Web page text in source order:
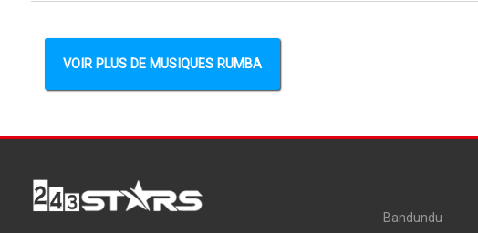
VOIR PLUS DE MUSIQUES RUMBA
Bandundu